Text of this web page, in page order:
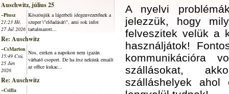
Auschwitz, július 25
~Piusz
21:23 Hé,
27 Júl 2026
Köszönjük a lágerbeli idegenvezetőnek a
szuper \"előadását\", ami sok infot
tartalmazott...
Re: Auschwitz
~CsMarton
15:49 Csü,
25 Jún
2026
Nos, ezeken a napokon nem igazán
várható csoport. De ha írsz nekünk emailt
az office kukac...
Re: Auschwitz
~Csilla
A nyelvi
jelezzük, hogy
felveszitek velük a
használjátok!
kommunikációra
szállásokat,
szálláshelyek